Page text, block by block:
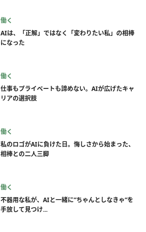
働く
AIは、「正解」ではなく「変わりたい私」の相棒
になった
働く
仕事もプライベートも諦めない。AIが広げたキャ
リアの選択肢
働く
私のロゴがAIに負けた日。悔しさから始まった、
相棒との二人三脚
働く
不器用な私が、AIと一緒に”ちゃんとしなきゃ”を
手放して見つけ...